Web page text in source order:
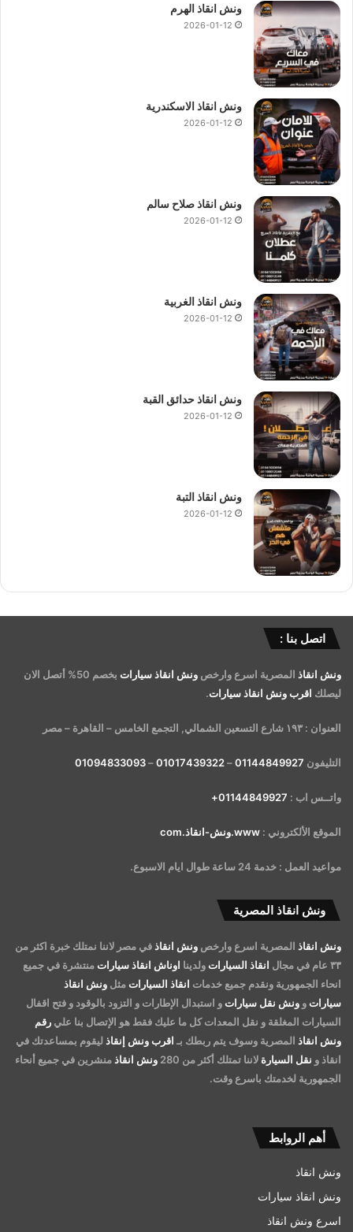
ونش انقاذ الهرم
2026-01-12
ونش انقاذ الاسكندرية
2026-01-12
ونش انقاذ صلاح سالم
2026-01-12
ونش انقاذ الغربية
2026-01-12
ونش انقاذ حدائق القبة
2026-01-12
ونش انقاذ التبة
2026-01-12
اتصل بنا :
ونش انقاذ المصرية اسرع وارخص ونش انقاذ سيارات
بخصم 50% أتصل الان
ليصلك اقرب ونش انقاذ سيارات.
العنوان : ١٩٣ شارع التسعين الشمالي, التجمع الخامس – القاهرة – مصر
التليفون 01144849927
–
01017439322
–
01094833093
واتــس اب : 01144849927+
الموقع الألكتروني : www.ونش-انقاذ.com
مواعيد العمل : خدمة 24 ساعة طوال ايام الاسبوع.
ونش انقاذ المصرية
ونش انقاذ المصرية اسرع وارخص ونش انقاذفي مصر لاننا نمتلك خبرة اكثر من
٣٣ عام في مجال
انقاذ السيارات ولدينا اوناش انقاذ سيارات منتشرة في جميع
انحاء الجمهورية ونقدم جميع خدمات انقاذ السيارات مثل ونش انقاذ
سيارات و ونش نقل سيارات و استبدال الإطارات و التزود بالوقود و فتح اقفال
السيارات المغلقة و نقل المعدات كل ما عليك فقط هو الإتصال بنا علي رقم
ونش انقاذ المصرية وسوف يتم ربطك بـ اقرب ونش إنقاذ ليقوم بمساعدتك في
انقاذ و نقل السيارة لاننا تمتلك أكثر من 280 ونش انقاذمنشرين في جميع أنحاء
الجمهورية لخدمتك باسرع وقت.
أهم الروابط
ونش انقاذ
ونش انقاذ سيارات
اسرع ونش انقاذ